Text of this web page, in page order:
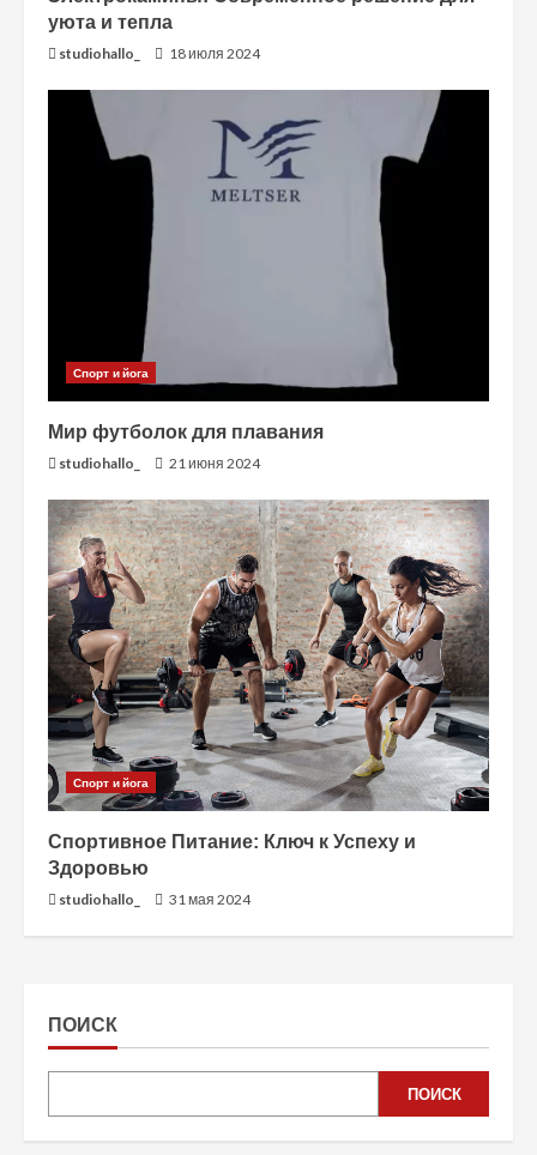
уюта и тепла
studiohallo_ 18 июля 2024
Спорт и йога
Мир футболок для плавания
studiohallo_ 21 июня 2024
Спорт и йога
Спортивное Питание: Ключ к Успеху и
Здоровью
studiohallo_ 31 мая 2024
ПОИСК
ПОИСК